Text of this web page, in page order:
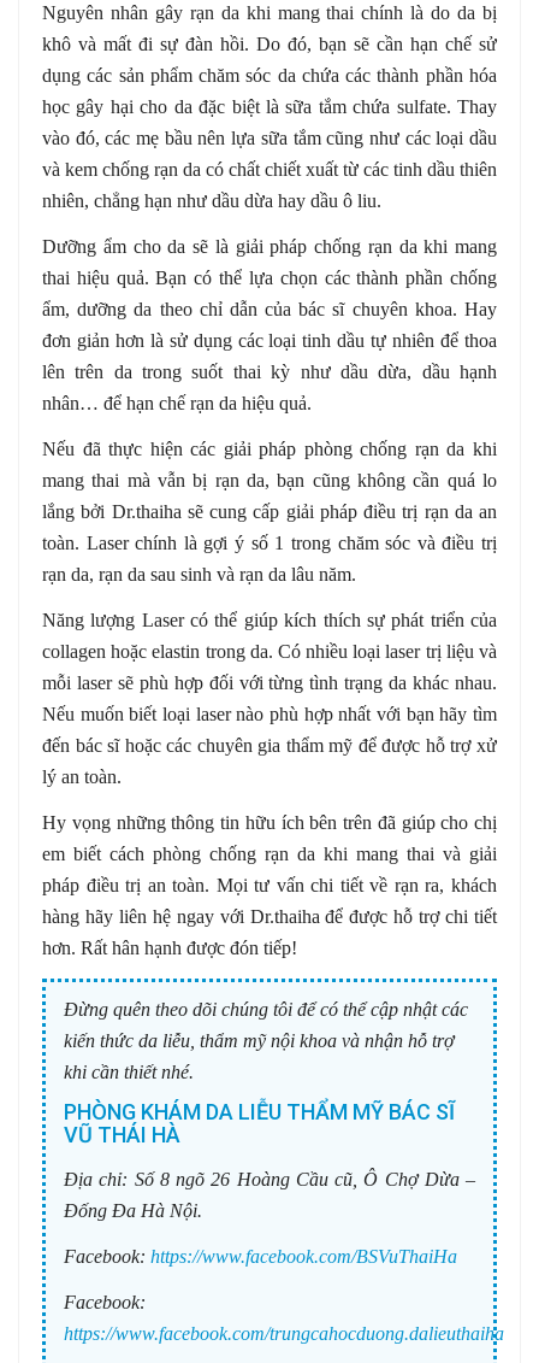
Nguyên nhân gây rạn da khi mang thai chính là do da bị
khô và mất đi sự đàn hồi. Do đó, bạn sẽ cần hạn chế sử
dụng các sản phẩm chăm sóc da chứa các thành phần hóa
học gây hại cho da đặc biệt là sữa tắm chứa sulfate. Thay
vào đó, các mẹ bầu nên lựa sữa tắm cũng như các loại dầu
và kem chống rạn da có chất chiết xuất từ các tinh dầu thiên
nhiên, chẳng hạn như dầu dừa hay dầu ô liu.
Dưỡng ẩm cho da sẽ là giải pháp chống rạn da khi mang
thai hiệu quả. Bạn có thể lựa chọn các thành phần chống
ẩm, dưỡng da theo chỉ dẫn của bác sĩ chuyên khoa. Hay
đơn giản hơn là sử dụng các loại tinh dầu tự nhiên để thoa
lên trên da trong suốt thai kỳ như dầu dừa, dầu hạnh
nhân… để hạn chế rạn da hiệu quả.
Nếu đã thực hiện các giải pháp phòng chống rạn da khi
mang thai mà vẫn bị rạn da, bạn cũng không cần quá lo
lắng bởi Dr.thaiha sẽ cung cấp giải pháp điều trị rạn da an
toàn. Laser chính là gợi ý số 1 trong chăm sóc và điều trị
rạn da, rạn da sau sinh và rạn da lâu năm.
Năng lượng Laser có thể giúp kích thích sự phát triển của
collagen hoặc elastin trong da. Có nhiều loại laser trị liệu và
mỗi laser sẽ phù hợp đối với từng tình trạng da khác nhau.
Nếu muốn biết loại laser nào phù hợp nhất với bạn hãy tìm
đến bác sĩ hoặc các chuyên gia thẩm mỹ để được hỗ trợ xử
lý an toàn.
Hy vọng những thông tin hữu ích bên trên đã giúp cho chị
em biết cách phòng chống rạn da khi mang thai và giải
pháp điều trị an toàn. Mọi tư vấn chi tiết về rạn ra, khách
hàng hãy liên hệ ngay với Dr.thaiha để được hỗ trợ chi tiết
hơn. Rất hân hạnh được đón tiếp!
Đừng quên theo dõi chúng tôi để có thể cập nhật các
kiến thức da liễu, thẩm mỹ nội khoa và nhận hỗ trợ
khi cần thiết nhé.
PHÒNG KHÁM DA LIỄU THẨM MỸ BÁC SĨ
VŨ THÁI HÀ
Địa chỉ: Số 8 ngõ 26 Hoàng Cầu cũ, Ô Chợ Dừa –
Đống Đa Hà Nội.
Facebook: https://www.facebook.com/BSVuThaiHa
Facebook:
https://www.facebook.com/trungcahocduong.dalieuthaiha